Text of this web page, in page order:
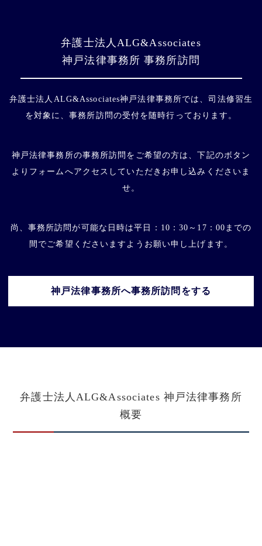
弁護士法人ALG&Associates
神戸法律事務所 事務所訪問
弁護士法人ALG&Associates神戸法律事務所では、司法修習生
を対象に、事務所訪問の受付を随時行っております。
神戸法律事務所の事務所訪問をご希望の方は、下記のボタン
よりフォームへアクセスしていただきお申し込みくださいま
せ。
尚、事務所訪問が可能な日時は平日：10：30～17：00までの
間でご希望くださいますようお願い申し上げます。
神戸法律事務所へ事務所訪問をする
弁護士法人ALG&Associates 神戸法律事務所
概要